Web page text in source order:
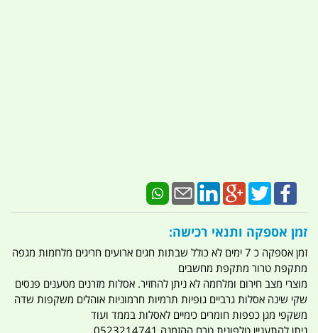
זמן אספקה ותנאי רכישה:
זמן אספקה כ 7 ימים לא כולל שבתות חגים ארועים חריגים מלחמות מגפה
מתקפת טרור מתקפת מחשבים
מוצרי מצב חירום ומלחמה לא ניתן להחזיר. אסלות מזרנים מטענים פנסים
שקי שינה אסלות גרביים גופיות תרמיות חרמוניות אוהלים משקפות שדה
משקפי מגן כפפות חומרים כימיים לאסלות בממד ועוד